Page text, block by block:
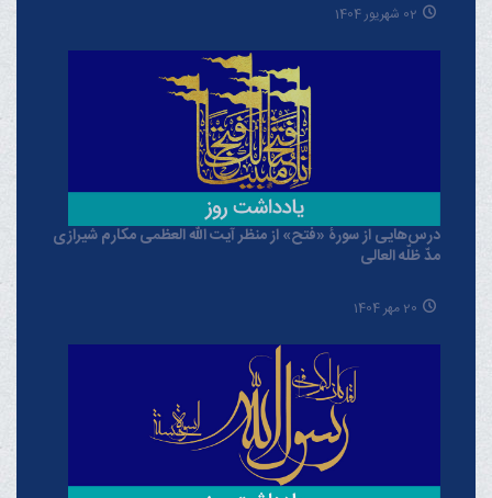
02 شهریور 1404
درس‌هایی از سورۀ «فتح» از منظر آیت الله العظمی مکارم شیرازی
مدّ ظلّه العالی
20 مهر 1404